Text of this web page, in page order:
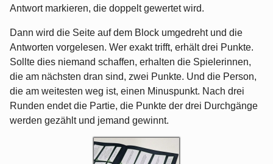
Antwort markieren, die doppelt gewertet wird.
Dann wird die Seite auf dem Block umgedreht und die
Antworten vorgelesen. Wer exakt trifft, erhält drei Punkte.
Sollte dies niemand schaffen, erhalten die Spielerinnen,
die am nächsten dran sind, zwei Punkte. Und die Person,
die am weitesten weg ist, einen Minuspunkt. Nach drei
Runden endet die Partie, die Punkte der drei Durchgänge
werden gezählt und jemand gewinnt.